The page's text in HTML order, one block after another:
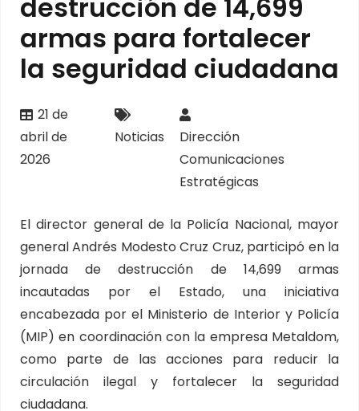
destrucción de 14,699
armas para fortalecer
la seguridad ciudadana
21 de
abril de
2026
Noticias
Dirección
Comunicaciones
Estratégicas
El director general de la Policía Nacional, mayor
general Andrés Modesto Cruz Cruz, participó en la
jornada de destrucción de 14,699 armas
incautadas por el Estado, una iniciativa
encabezada por el Ministerio de Interior y Policía
(MIP) en coordinación con la empresa Metaldom,
como parte de las acciones para reducir la
circulación ilegal y fortalecer la seguridad
ciudadana.